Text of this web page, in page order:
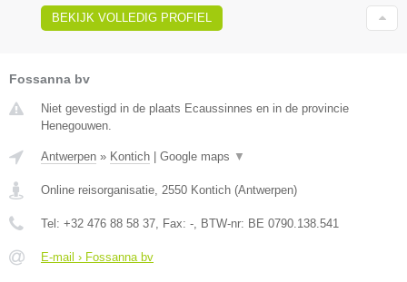
BEKIJK VOLLEDIG PROFIEL
Fossanna bv
Niet gevestigd in de plaats Ecaussinnes en in de provincie
Henegouwen.
Antwerpen » Kontich Google maps ▼
Online reisorganisatie 2550 Kontich (Antwerpen)
Tel: +32 476 88 58 37 , Fax: - , BTW-nr: BE 0790.138.541
E-mail › Fossanna bv